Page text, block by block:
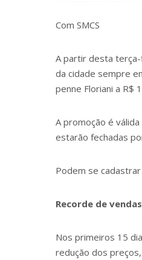
Com SMCS
A partir desta
da cidade sempre
penne Floriani a R$
A promoção é
estarão fechadas
Podem se
Recorde de vendas
Nos primeiros 15
redução dos